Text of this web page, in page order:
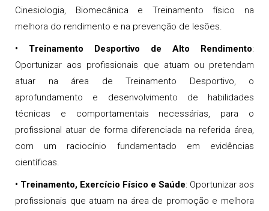
Cinesiologia, Biomecânica e Treinamento físico na
melhora do rendimento e na prevenção de lesões.
• Treinamento Desportivo de Alto Rendimento:
Oportunizar aos profissionais que atuam ou pretendam
atuar na área de Treinamento Desportivo, o
aprofundamento e desenvolvimento de habilidades
técnicas e comportamentais necessárias, para o
profissional atuar de forma diferenciada na referida área,
com um raciocínio fundamentado em evidências
científicas.
• Treinamento, Exercício Físico e Saúde: Oportunizar aos
profissionais que atuam na área de promoção e melhora